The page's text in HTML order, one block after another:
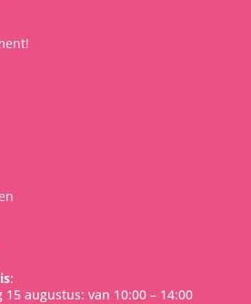
:
augustus: van 10:00 – 14:00